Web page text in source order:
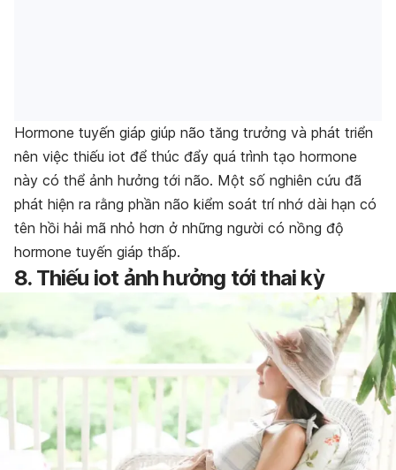
Hormone tuyến giáp giúp não tăng trưởng và phát triển
nên việc thiếu iot để thúc đẩy quá trình tạo hormone
này có thể ảnh hưởng tới não. Một số nghiên cứu đã
phát hiện ra rằng phần não kiểm soát trí nhớ dài hạn có
tên hồi hải mã nhỏ hơn ở những người có nồng độ
hormone tuyến giáp thấp.
8. Thiếu iot ảnh hưởng tới thai kỳ